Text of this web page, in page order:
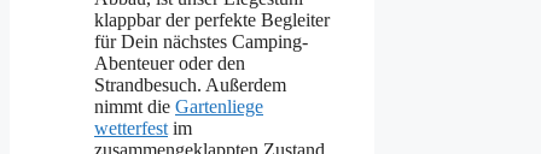
klappbar der perfekte Begleiter
für Dein nächstes Camping-
Abenteuer oder den
Strandbesuch. Außerdem
nimmt die Gartenliege
wetterfest im
zusammengeklappten Zustand